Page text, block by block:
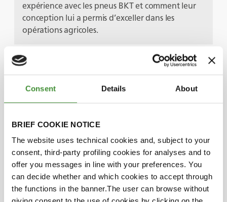
Consent Details About
BRIEF COOKIE NOTICE
The website uses technical cookies and, subject to your
consent, third-party profiling cookies for analyses and to
offer you messages in line with your preferences. You
can decide whether and which cookies to accept through
the functions in the banner.The user can browse without
expérience avec les pneus BKT et comment leur
conception lui a permis d’exceller dans les
opérations agricoles.
Les protagonistes
Boris Petkov
Saviez-vous